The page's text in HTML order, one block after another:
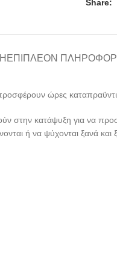
Share:
ΕΠΙΠΛΈΟΝ
ώρες
στην κατάψυξη για να
ή να ψύχονται ξανά